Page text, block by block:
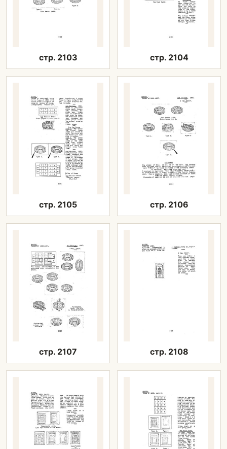
стр. 2103 стр. 2104
стр. 2105 стр. 2106
стр. 2107 стр. 2108